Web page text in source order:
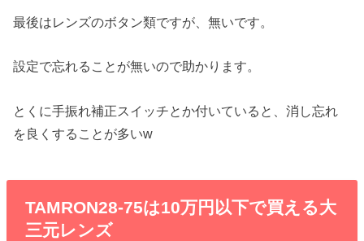
最後はレンズのボタン類ですが、無いです。
設定で忘れることが無いので助かります。
とくに手振れ補正スイッチとか付いていると、消し忘れ
を良くすることが多いw
TAMRON28-75は10万円以下で買える大
三元レンズ